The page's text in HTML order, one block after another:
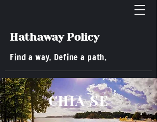
Hathaway Policy
Find a way. Define a path.
​CHIA SẺ